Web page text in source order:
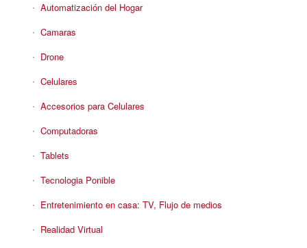
Automatización del Hogar
Camaras
Drone
Celulares
Accesorios para Celulares
Computadoras
Tablets
Tecnologia Ponible
Entretenimiento en casa: TV, Flujo de medios
Realidad Virtual